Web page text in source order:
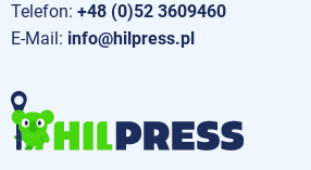
Telefon: +48 (0)52 3609460
E-Mail: info@hilpress.pl